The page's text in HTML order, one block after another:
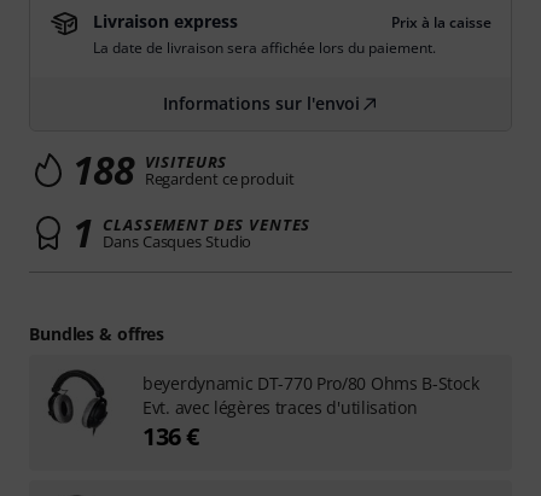
Livraison express
Prix à la caisse
La date de livraison sera affichée lors du paiement.
Informations sur l'envoi
188 VISITEURS
Regardent ce produit
1 CLASSEMENT DES VENTES
Dans Casques Studio
Bundles & offres
beyerdynamic DT-770 Pro/80 Ohms B-Stock
Evt. avec légères traces d'utilisation
136 €